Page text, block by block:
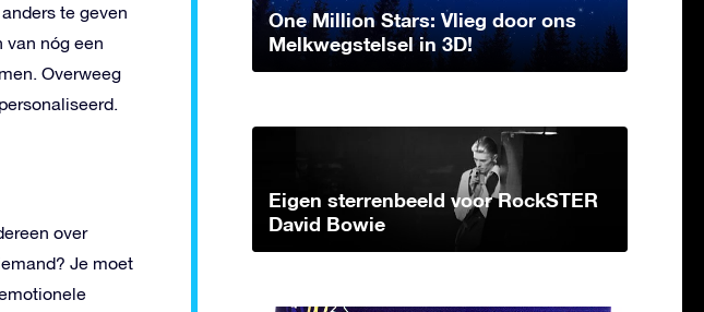
te geven
van nóg een
Overweeg
over
Je moet
One Million Stars: Vlieg door ons
Melkwegstelsel in 3D!
Eigen sterrenbeeld voor RockSTER
David Bowie